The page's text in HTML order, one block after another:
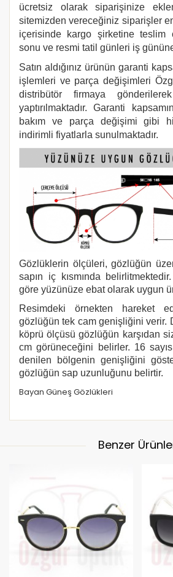
ücretsiz olarak siparişinize
sitemizden vereceğiniz siparişler
içerisinde kargo şirketine teslim
sonu ve resmi tatil günleri iş
Satın aldığınız ürünün garanti
işlemleri ve parça değişimleri
distribütör firmaya
yaptırılmaktadır. Garanti
bakım ve parça değişimi gibi
indirimli fiyatlarla sunulmaktadır.
Gözlüklerin ölçüleri, gözlüğün
sapın iç kısmında
göre yüzünüze ebat olarak uygun
Resimdeki örnekten hareket
gözlüğün tek cam genişliğini verir.
köprü ölçüsü gözlüğün karşıdan
cm görüneceğini belirler. 16
denilen bölgenin genişliğini
gözlüğün sap uzunluğunu belirtir.
Bayan Güneş Gözlükleri
Benzer